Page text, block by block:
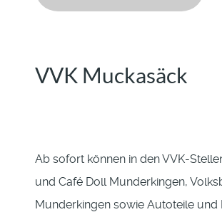
VVK Muckasäck
Ab sofort können in den VVK-
und Café Doll Munderkingen,
Munderkingen sowie Autoteile und